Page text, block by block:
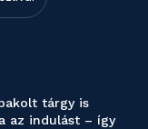
tárgy is
az indulást – így